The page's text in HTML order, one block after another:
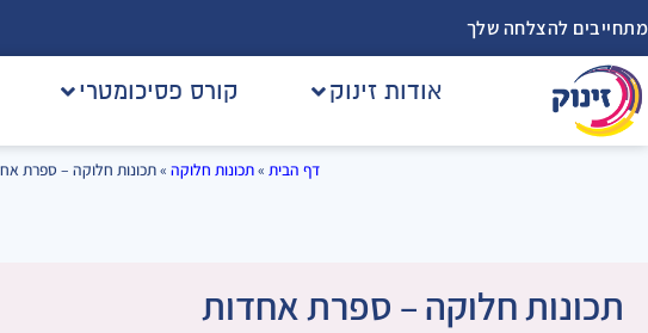
מתחייבים להצלחה שלך
אודות זינוק קורס פסיכומטרי
דף הבית »תכונות חלוקה »תכונות חלוקה – ספרת
תכונות חלוקה – ספרת אחדות